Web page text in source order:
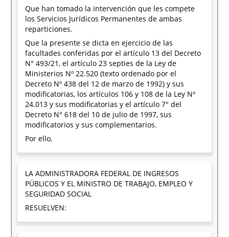
Que han tomado la intervención que les compete
los Servicios Jurídicos Permanentes de ambas
reparticiones.
Que la presente se dicta en ejercicio de las
facultades conferidas por el artículo 13 del Decreto
N° 493/21, el artículo 23 septies de la Ley de
Ministerios Nº 22.520 (texto ordenado por el
Decreto Nº 438 del 12 de marzo de 1992) y sus
modificatorias, los artículos 106 y 108 de la Ley Nº
24.013 y sus modificatorias y el artículo 7° del
Decreto N° 618 del 10 de julio de 1997, sus
modificatorios y sus complementarios.
Por ello,
LA ADMINISTRADORA FEDERAL DE INGRESOS
PÚBLICOS Y EL MINISTRO DE TRABAJO, EMPLEO Y
SEGURIDAD SOCIAL
RESUELVEN: